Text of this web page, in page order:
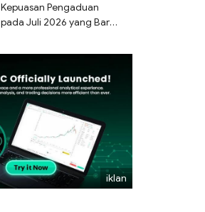
Kepuasan Pengaduan
pada Juli 2026 yang Baru